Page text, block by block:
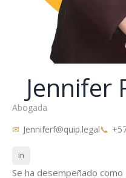
Jennifer
Abogada
Jenniferf@quip.legal
in
Se ha desempeñado